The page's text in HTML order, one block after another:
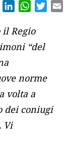
FacebookLinkedIn
Regio
“del
norme
volta a
dei coniugi
Vi